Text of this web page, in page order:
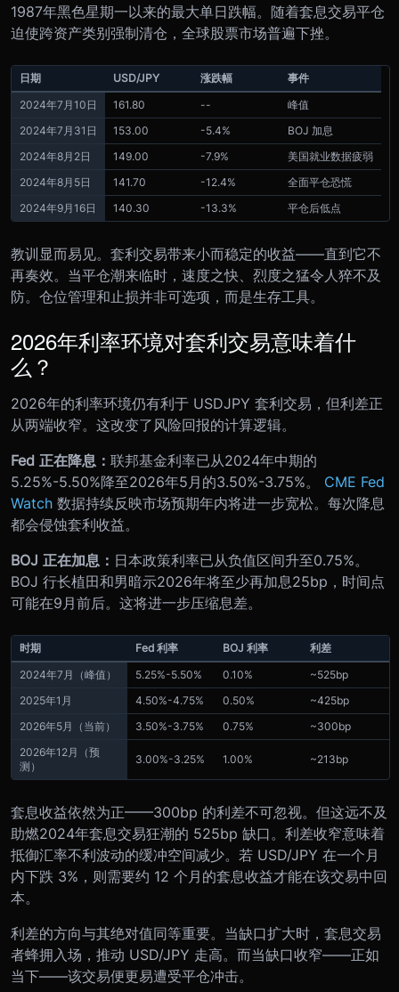
1987年黑色星期一以来的最大单日跌幅。随着套息交易平仓
迫使跨资产类别强制清仓，全球股票市场普遍下挫。
日期 USD/JPY 涨跌幅
事件
2024年7月10日
161.80 --
峰值
2024年7月31日
153.00 -5.4%
BOJ 加息
2024年8月2日
149.00 -7.9%
美国就业数据疲弱
2024年8月5日
141.70 -12.4%
全面平仓恐慌
2024年9月16日
140.30 -13.3% 平仓后低点
教训显而易见。套利交易带来小而稳定的收益——直到它不
再奏效。当平仓潮来临时，速度之快、烈度之猛令人猝不及
防。仓位管理和止损并非可选项，而是生存工具。
2026年利率环境对套利交易意味着什
么？
2026年的利率环境仍有利于 USDJPY 套利交易，但利差正
从两端收窄。这改变了风险回报的计算逻辑。
Fed 正在降息： 联邦基金利率已从2024年中期的
5.25%-5.50%降至2026年5月的3.50%-3.75%。 CME Fed
Watch 数据持续反映市场预期年内将进一步宽松。每次降息
都会侵蚀套利收益。
BOJ 正在加息： 日本政策利率已从负值区间升至0.75%。
BOJ 行长植田和男暗示2026年将至少再加息25bp，时间点
可能在9月前后。这将进一步压缩息差。
时期 Fed 利率 BOJ 利率
利差
2024年7月（峰值）
5.25%-5.50% 0.10%
~525bp
2025年1月
4.50%-4.75% 0.50%
~425bp
2026年5月（当前）
3.50%-3.75% 0.75%
~300bp
2026年12月（预
测）
3.00%-3.25% 1.00% ~213bp
套息收益依然为正——300bp 的利差不可忽视。但这远不及
助燃2024年套息交易狂潮的 525bp 缺口。利差收窄意味着
抵御汇率不利波动的缓冲空间减少。若 USD/JPY 在一个月
内下跌 3%，则需要约 12 个月的套息收益才能在该交易中回
本。
利差的方向与其绝对值同等重要。当缺口扩大时，套息交易
者蜂拥入场，推动 USD/JPY 走高。而当缺口收窄——正如
当下——该交易便更易遭受平仓冲击。